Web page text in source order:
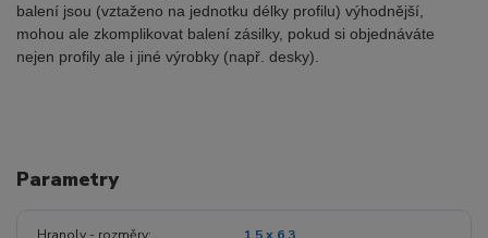
balení jsou (vztaženo na jednotku délky profilu) výhodnější,
mohou ale zkomplikovat balení zásilky, pokud si objednáváte
nejen profily ale i jiné výrobky (např. desky).
Parametry